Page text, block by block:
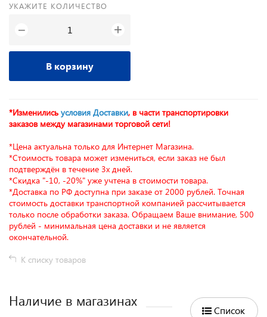
УКАЖИТЕ КОЛИЧЕСТВО
− +
В корзину
*Изменились условия Доставки, в части транспортировки
заказов между магазинами торговой сети!
*Цена актуальна только для Интернет Магазина.
*Стоимость товара может измениться, если заказ не был
подтверждён в течение 3х дней.
*Скидка "-10, -20%" уже учтена в стоимости товара.
*Доставка по РФ доступна при заказе от 2000 рублей. Точная
стоимость доставки транспортной компанией рассчитывается
только после обработки заказа. Обращаем Ваше внимание, 500
рублей - минимальная цена доставки и не является
окончательной.
К списку товаров
Наличие в магазинах
Список